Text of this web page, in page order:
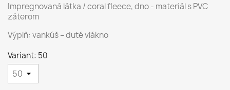
Impregnovaná látka / coral fleece, dno - materiál s PVC
záterom
Výplň: vankúš – duté vlákno
Variant: 50